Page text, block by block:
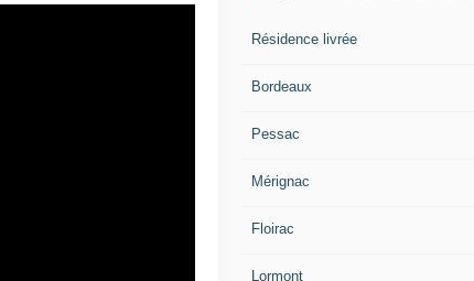
Résidence livrée
Bordeaux
Pessac
Mérignac
Floirac
Lormont